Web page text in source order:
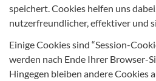
speichert. Cookies helfen uns
nutzerfreundlicher, effektiver und
Einige Cookies sind “Session-
werden nach Ende Ihrer Browser-
Hingegen bleiben andere Cookies